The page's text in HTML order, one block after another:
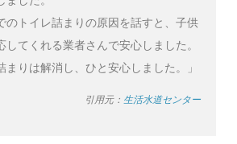
のトイレ詰まりの原因を話すと、子供
してくれる業者さんで安心しました。
まりは解消し、ひと安心しました。」
引用元： 生活水道センター